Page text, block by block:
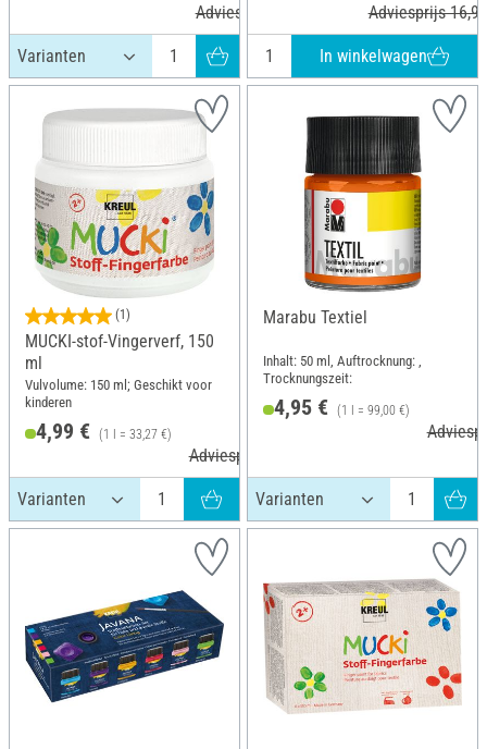
Adviesprijs 5,59 € Adviesprijs
In winkelwagen
(1)
MUCKI-stof-Vingerverf, 150
ml
Vulvolume: 150 ml; Geschikt voor
kinderen
4,99 € (1 l = 33,27 €)
Adviesprijs 5,89 €
Marabu Textiel
Inhalt: 50 ml, Auftrocknung: ,
Trocknungszeit:
4,95 € (1 l = 99,00 €)